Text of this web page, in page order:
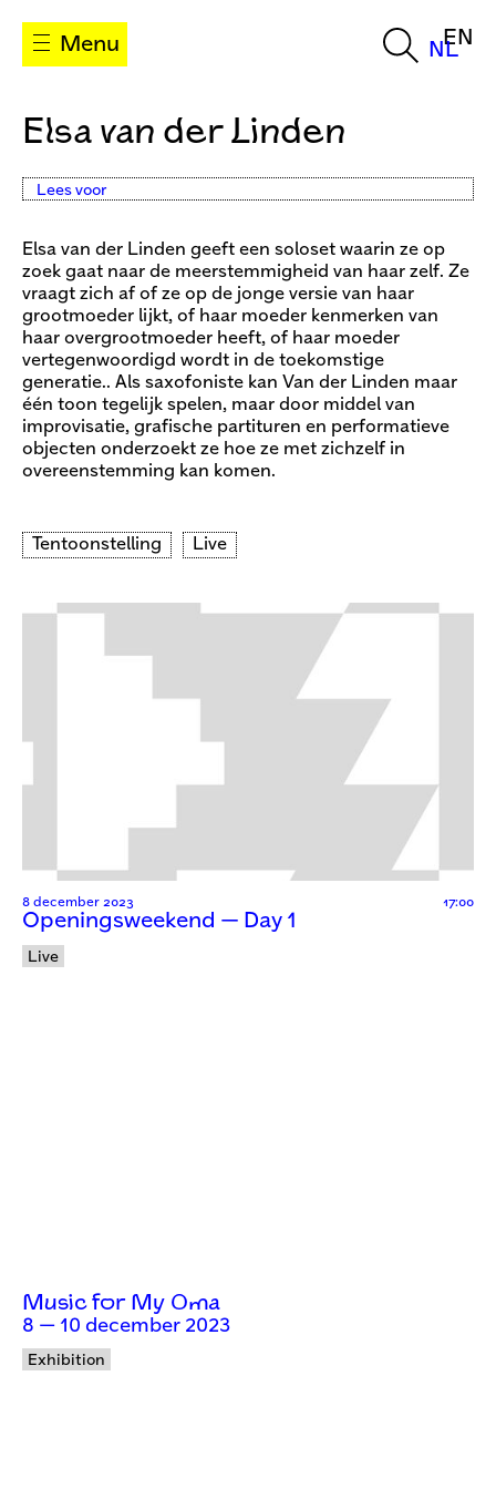
Menu NL
EN
Elsa van der Linden
Lees voor
Elsa van der Linden geeft een soloset waarin ze op
zoek gaat naar de meerstemmigheid van haar zelf. Ze
vraagt zich af of ze op de jonge versie van haar
grootmoeder lijkt, of haar moeder kenmerken van
haar overgrootmoeder heeft, of haar moeder
vertegenwoordigd wordt in de toekomstige
generatie.. Als saxofoniste kan Van der Linden maar
één toon tegelijk spelen, maar door middel van
improvisatie, grafische partituren en performatieve
objecten onderzoekt ze hoe ze met zichzelf in
overeenstemming kan komen.
Tentoonstelling Live
8 december 2023 17:00
Openingsweekend — Day 1
Live
Music for My Oma
8 — 10 december 2023
Exhibition